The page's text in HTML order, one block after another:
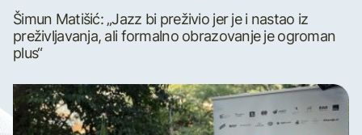
Šimun Matišić: „Jazz bi preživio jer je i nastao iz
preživljavanja, ali formalno obrazovanje je ogroman
plus“